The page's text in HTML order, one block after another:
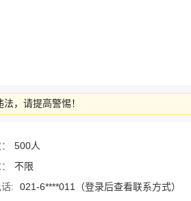
，请提高警惕！
500人
不限
:
021-6****011（登录后查看联系方式）